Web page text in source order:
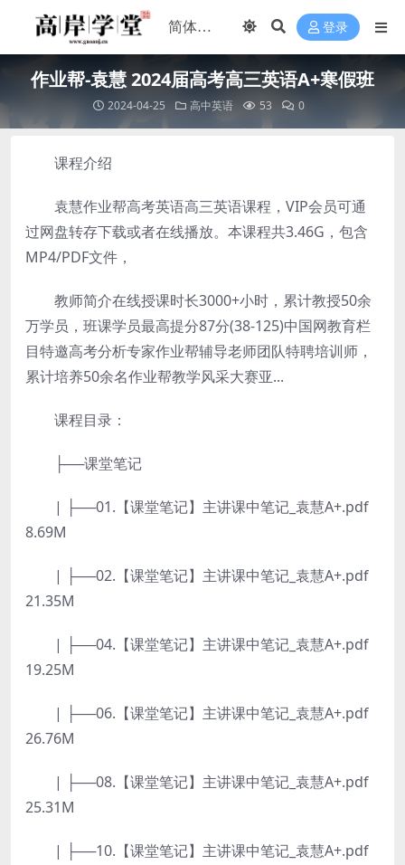
登录
作业帮-袁慧 2024届高考高三英语A+寒假班
2024-04-25 高中英语 53 0
课程介绍
袁慧作业帮高考英语高三英语课程，VIP会员可通
过网盘转存下载或者在线播放。本课程共3.46G，包含
MP4/PDF文件，
教师简介在线授课时长3000+小时，累计教授50余
万学员，班课学员最高提分87分(38-125)中国网教育栏
目特邀高考分析专家作业帮辅导老师团队特聘培训师，
累计培养50余名作业帮教学风采大赛亚...
课程目录：
├──课堂笔记
| ├──01.【课堂笔记】主讲课中笔记_袁慧A+.pdf
8.69M
| ├──02.【课堂笔记】主讲课中笔记_袁慧A+.pdf
21.35M
| ├──04.【课堂笔记】主讲课中笔记_袁慧A+.pdf
19.25M
| ├──06.【课堂笔记】主讲课中笔记_袁慧A+.pdf
26.76M
| ├──08.【课堂笔记】主讲课中笔记_袁慧A+.pdf
25.31M
| ├──10.【课堂笔记】主讲课中笔记_袁慧A+.pdf